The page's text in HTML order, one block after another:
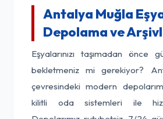
Antalya Muğla
Depolama ve
Eşyalarınızı taşımadan önce
bekletmeniz mi gerekiyor?
çevresindeki modern
kilitli oda sistemleri ile